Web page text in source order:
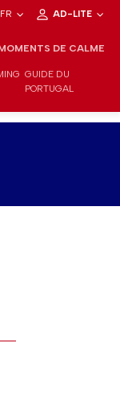
FR AD-LITE
DE CALME
GUIDE DU
PORTUGAL